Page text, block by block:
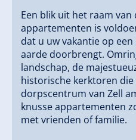
Een blik uit het raam van
appartementen is
dat u uw vakantie op
aarde doorbrengt.
landschap, de
historische kerktoren
dorpscentrum van Zell
knusse appartementen
met vrienden of familie.